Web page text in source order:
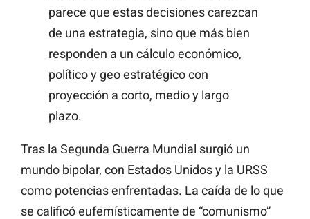
parece que estas decisiones carezcan
de una estrategia, sino que más bien
responden a un cálculo económico,
político y geo estratégico con
proyección a corto, medio y largo
plazo.
Tras la Segunda Guerra Mundial surgió un
mundo bipolar, con Estados Unidos y la URSS
como potencias enfrentadas. La caída de lo que
se calificó eufemísticamente de “comunismo”